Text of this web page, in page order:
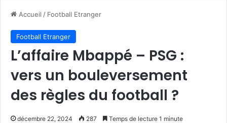
Accueil / Football Etranger
Football Etranger
L’affaire Mbappé – PSG :
vers un bouleversement
des règles du football ?
décembre 22, 2024 287 Temps de lecture 1 minute